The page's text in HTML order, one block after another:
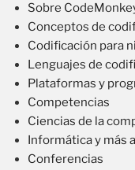
Sobre
Conceptos de
Codificación para
Lenguajes de
Plataformas y
Competencias
Ciencias de la
Informática y más
Conferencias